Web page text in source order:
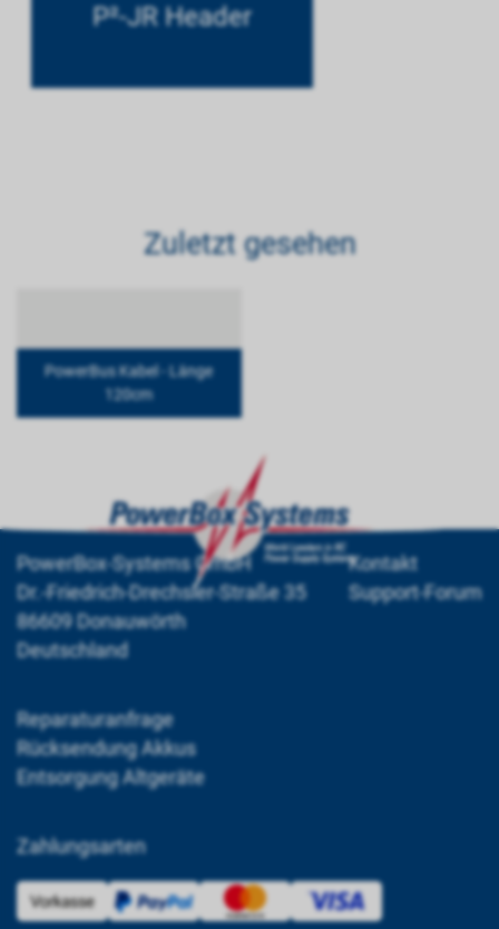
P²-JR Header
Zuletzt gesehen
PowerBus Kabel - Länge
120cm
PowerBox-Systems GmbH
Dr.-Friedrich-Drechsler-Straße 35
86609 Donauwörth
Deutschland
Kontakt
Support-Forum
Reparaturanfrage
Rücksendung Akkus
Entsorgung Altgeräte
Zahlungsarten